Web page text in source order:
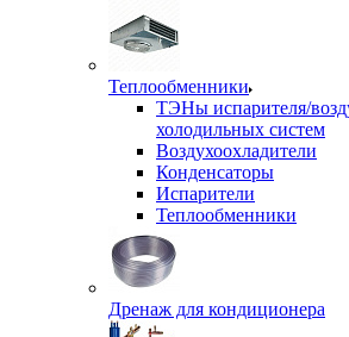
Теплообменники
ТЭНы испарителя/
холодильных систем
Воздухоохладители
Конденсаторы
Испарители
Теплообменники
Дренаж для кондиционера